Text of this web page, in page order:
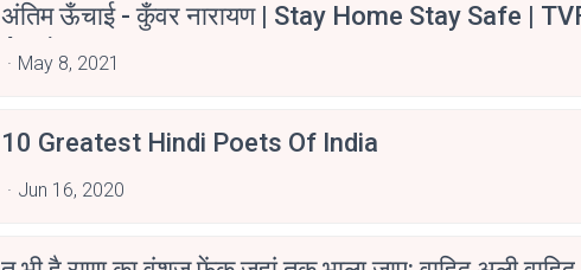
अंतिम ऊँचाई - कुँवर नारायण | Stay Home Stay Safe |
Aspirants
May 8, 2021
10 Greatest Hindi Poets Of India
Jun 16, 2020